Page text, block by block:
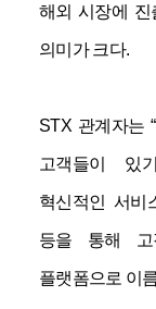
해외 시장에 진
의미가 크다.
STX 관계자는 “
고객들이 있
혁신적인 서비
등을 통해
플랫폼으로 이